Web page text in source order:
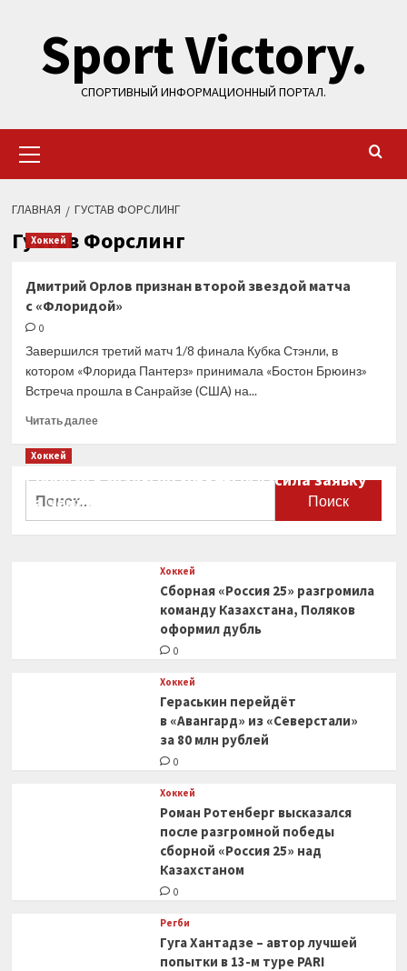
содержимому
Sport Victory.
СПОРТИВНЫЙ ИНФОРМАЦИОННЫЙ ПОРТАЛ.
меню
ГЛАВНАЯ ГУСТАВ ФОРСЛИНГ
Густав Форслинг
Хоккей
Дмитрий Орлов признан второй звездой матча
с «Флоридой»
0
Завершился третий матч 1/8 финала Кубка Стэнли, в
котором «Флорида Пантерз» принимала «Бостон Брюинз»
Встреча прошла в Санрайзе (США) на...
Читать далееПрочитать
второй
с «Флоридой»
Хоккей
Сборная Канады по хоккею огласила заявку
на чемпионат мира
Хоккей
Сборная «Россия 25» разгромила
команду Казахстана, Поляков
оформил дубль
0
Хоккей
Гераськин перейдёт
в «Авангард» из «Северстали»
за 80 млн рублей
0
Хоккей
Роман Ротенберг высказался
после разгромной победы
сборной «Россия 25» над
Казахстаном
0
Регби
Гуга Хантадзе – автор лучшей
попытки в 13-м туре PARI